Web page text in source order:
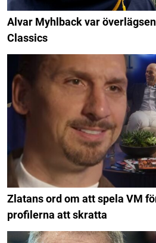
Alvar Myhlback var
Classics
Zlatans ord om att spela VM
profilerna att skratta